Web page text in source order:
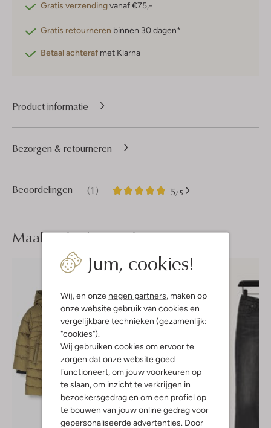
Jum, cookies!
Wij, en onze negen partners , maken op
onze website gebruik van cookies en
vergelijkbare technieken (gezamenlijk:
"cookies").
Wij gebruiken cookies om ervoor te
zorgen dat onze website goed
functioneert, om jouw voorkeuren op
te slaan, om inzicht te verkrijgen in
bezoekersgedrag en om een profiel op
te bouwen van jouw online gedrag voor
gepersonaliseerde advertenties. Door
Gratis verzendingvanaf €75,-
Gratis retourneren binnen 30 dagen*
Betaal achteraf met Klarna
Product informatie
Beoordelingen (1) 5/5
1
5
Bezorgen & retourneren
Maak jelook compleet